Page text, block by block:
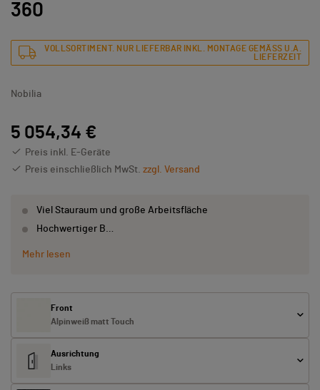
360
VOLLSORTIMENT. NUR LIEFERBAR INKL. MONTAGE GEMÄSS U.A. L
IEFERZEIT
Nobilia
5 054,34 €
Preis inkl. E-Geräte
Preis einschließlich MwSt. zzgl. Versand
Viel Stauraum und große Arbeitsfläche
Hochwertiger B…
Mehr lesen
Front
Alpinweiß matt Touch
Ausrichtung
Links